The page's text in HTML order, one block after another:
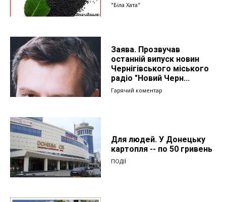
"Біла Хата"
Заява. Прозвучав
останній випуск новин
Чернігівського міського
радіо "Новий Черн...
Гарячий коментар
Для людей. У Донецьку
картопля -- по 50 гривень
ПОДІЇ